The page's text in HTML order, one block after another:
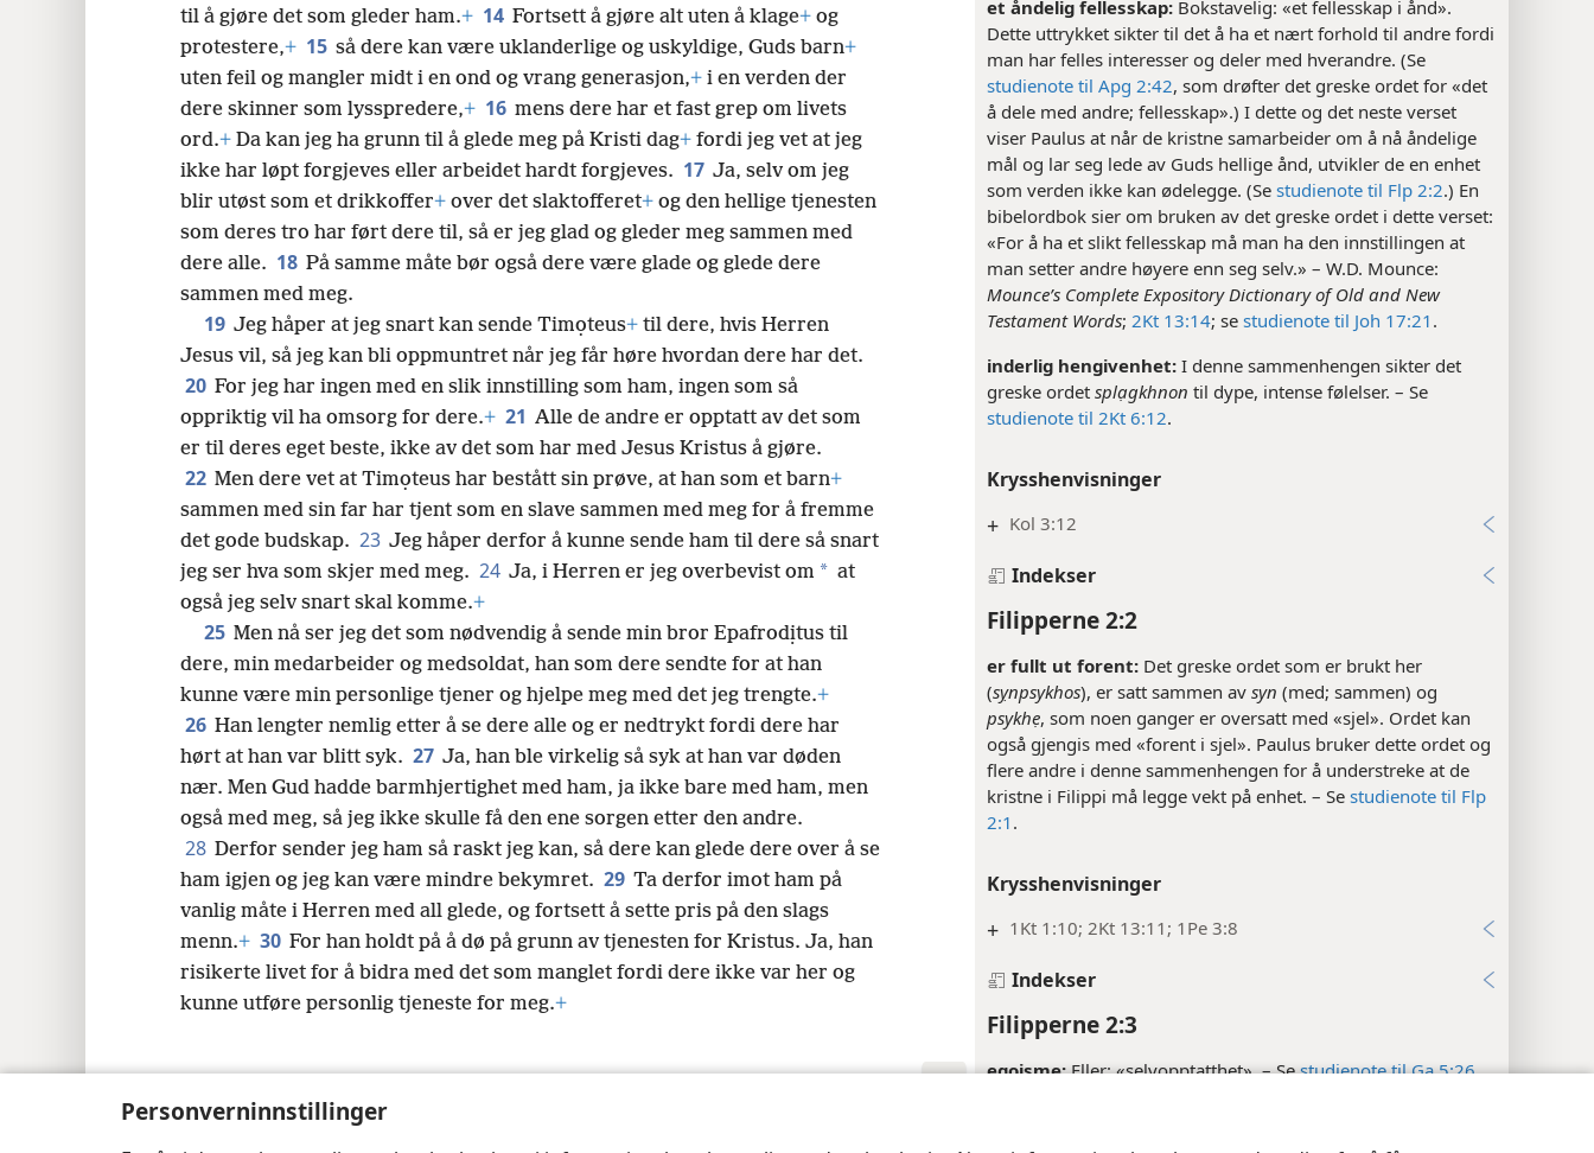
Personverninnstillinger
et åndelig fellesskap: Bokstavelig: «et fellesskap i ånd».
Dette uttrykket sikter til det å ha et nært forhold til andre fordi
man har felles interesser og deler med hverandre. (Se
studienote til Apg 2:42, som drøfter det greske ordet for «det
å dele med andre; fellesskap».) I dette og det neste verset
viser Paulus at når de kristne samarbeider om å nå åndelige
mål og lar seg lede av Guds hellige ånd, utvikler de en enhet
som verden ikke kan ødelegge. (Se studienote til Flp 2:2.) En
bibelordbok sier om bruken av det greske ordet i dette verset:
«For å ha et slikt fellesskap må man ha den innstillingen at
man setter andre høyere enn seg selv.» – W.D. Mounce:
Mounce’s Complete Expository Dictionary of Old and New
Testament Words; 2Kt 13:14; se studienote til Joh 17:21 .
inderlig hengivenhet: I denne sammenhengen sikter det
greske ordet splạgkhnon til dype, intense følelser. – Se
studienote til 2Kt 6:12.
Krysshenvisninger
+ Kol 3:12
Indekser
Filipperne 2:2
er fullt ut forent: Det greske ordet som er brukt her
(sỵnpsykhos), er satt sammen av syn (med; sammen) og
psykhẹ, som noen ganger er oversatt med «sjel». Ordet kan
også gjengis med «forent i sjel». Paulus bruker dette ordet og
flere andre i denne sammenhengen for å understreke at de
kristne i Filippi må legge vekt på enhet. – Se studienote til Flp
2:1 .
Krysshenvisninger
+ 1Kt 1:10; 2Kt 13:11; 1Pe 3:8
Indekser
Filipperne 2:3
egoisme:Eller: «selvopptatthet». – Sestudienote til Ga 5:26,
til å gjøre det som gleder ham.+ 14 Fortsett å gjøre alt uten å klage+ og
protestere,+ 15 så dere kan være uklanderlige og uskyldige, Guds barn+
uten feil og mangler midt i en ond og vrang generasjon,+ i en verden der
dere skinner som lysspredere,+ 16 mens dere har et fast grep om livets
ord.+ Da kan jeg ha grunn til å glede meg på Kristi dag+ fordi jeg vet at jeg
ikke har løpt forgjeves eller arbeidet hardt forgjeves. 17 Ja, selv om jeg
blir utøst som et drikkoffer+ over det slaktofferet+ og den hellige tjenesten
som deres tro har ført dere til, så er jeg glad og gleder meg sammen med
dere alle. 18 På samme måte bør også dere være glade og glede dere
sammen med meg.
19 Jeg håper at jeg snart kan sende Timọteus+ til dere, hvis Herren
Jesus vil, så jeg kan bli oppmuntret når jeg får høre hvordan dere har det.
20 For jeg har ingen med en slik innstilling som ham, ingen som så
oppriktig vil ha omsorg for dere.+ 21 Alle de andre er opptatt av det som
er til deres eget beste, ikke av det som har med Jesus Kristus å gjøre.
22 Men dere vet at Timọteus har bestått sin prøve, at han som et barn+
sammen med sin far har tjent som en slave sammen med meg for å fremme
det gode budskap. 23 Jeg håper derfor å kunne sende ham til dere så snart
jeg ser hva som skjer med meg. 24 Ja, i Herren er jeg overbevist om * at
også jeg selv snart skal komme.+
25 Men nå ser jeg det som nødvendig å sende min bror Epafrodịtus til
dere, min medarbeider og medsoldat, han som dere sendte for at han
kunne være min personlige tjener og hjelpe meg med det jeg trengte.+
26 Han lengter nemlig etter å se dere alle og er nedtrykt fordi dere har
hørt at han var blitt syk. 27 Ja, han ble virkelig så syk at han var døden
nær. Men Gud hadde barmhjertighet med ham, ja ikke bare med ham, men
også med meg, så jeg ikke skulle få den ene sorgen etter den andre.
28 Derfor sender jeg ham så raskt jeg kan, så dere kan glede dere over å se
ham igjen og jeg kan være mindre bekymret. 29 Ta derfor imot ham på
vanlig måte i Herren med all glede, og fortsett å sette pris på den slags
menn.+ 30 For han holdt på å dø på grunn av tjenesten for Kristus. Ja, han
risikerte livet for å bidra med det som manglet fordi dere ikke var her og
kunne utføre personlig tjeneste for meg.+
© 2026 Watch Tower Bible and Tract Society of Pennsylvania